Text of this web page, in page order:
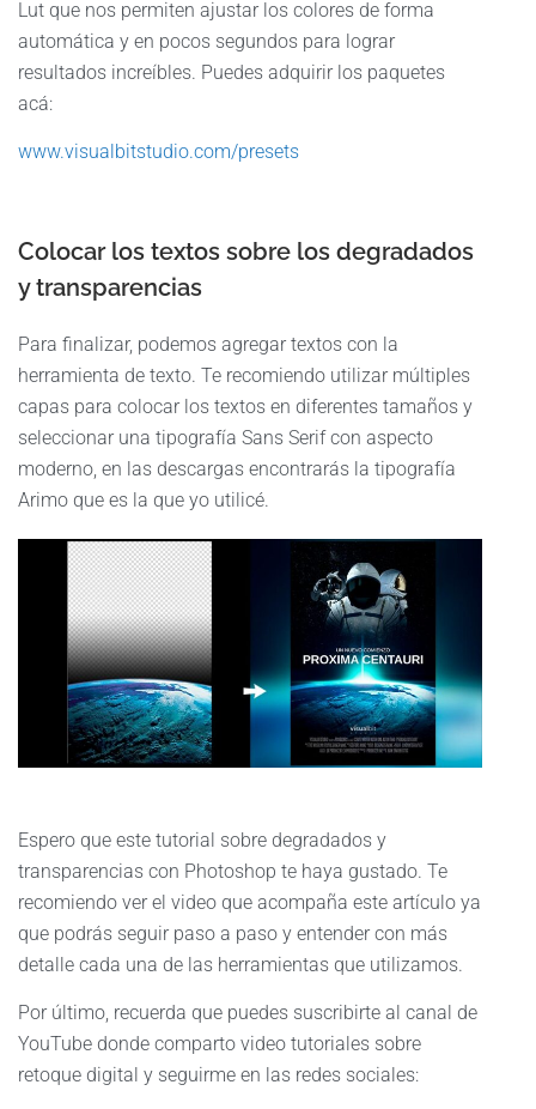
Lut que nos permiten ajustar los colores de forma
automática y en pocos segundos para lograr
resultados increíbles. Puedes adquirir los paquetes
acá:
www.visualbitstudio.com/presets
Colocar los textos sobre los degradados
y transparencias
Para finalizar, podemos agregar textos con la
herramienta de texto. Te recomiendo utilizar múltiples
capas para colocar los textos en diferentes tamaños y
seleccionar una tipografía Sans Serif con aspecto
moderno, en las descargas encontrarás la tipografía
Arimo que es la que yo utilicé.
Espero que este tutorial sobre degradados y
transparencias con Photoshop te haya gustado. Te
recomiendo ver el video que acompaña este artículo ya
que podrás seguir paso a paso y entender con más
detalle cada una de las herramientas que utilizamos.
Por último, recuerda que puedes suscribirte al canal de
YouTube donde comparto video tutoriales sobre
retoque digital y seguirme en las redes sociales: